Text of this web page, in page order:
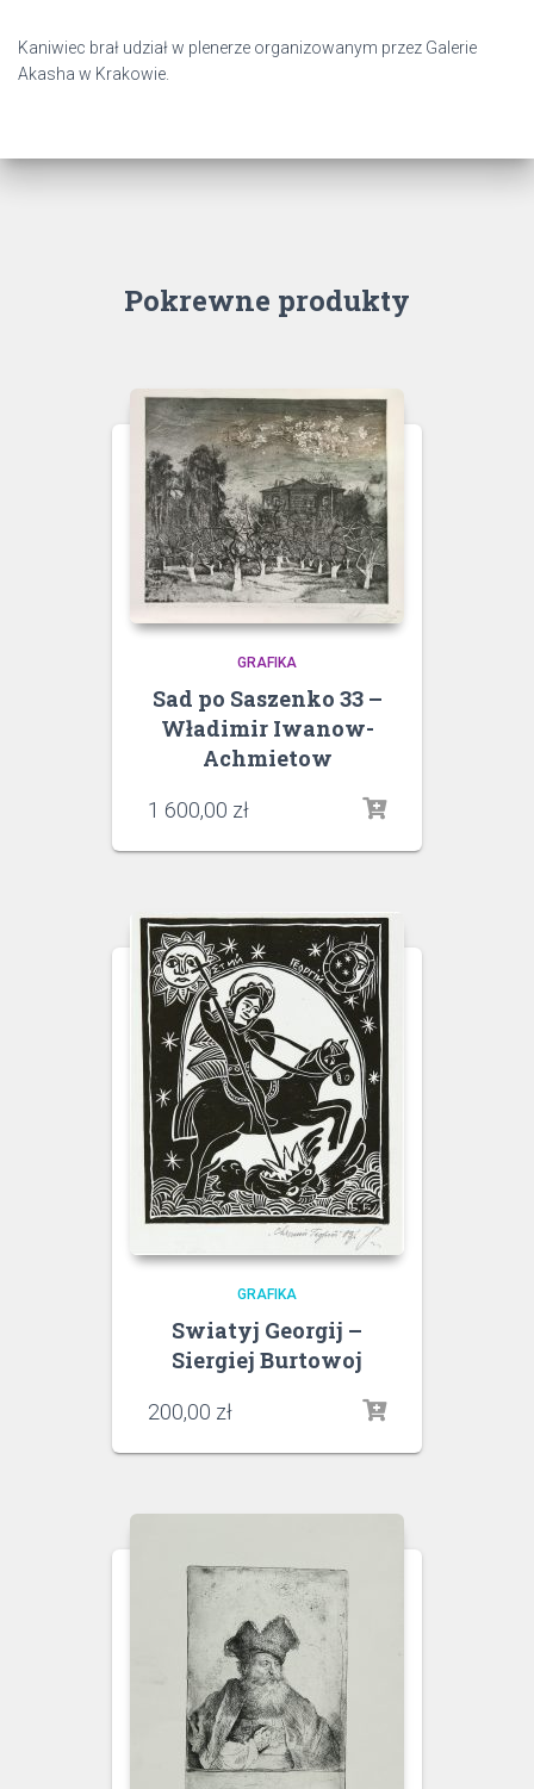
Kaniwiec brał udział w plenerze organizowanym przez Galerie
Akasha w Krakowie.
Pokrewne produkty
GRAFIKA
Sad po Saszenko 33 –
Władimir Iwanow-
Achmietow
1 600,00 zł
GRAFIKA
Swiatyj Georgij –
Siergiej Burtowoj
200,00 zł